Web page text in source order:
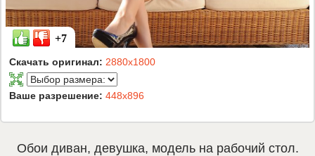
+7
Скачать оригинал: 2880x1800
Ваше разрешение: 448x896
Обои диван, девушка, модельна рабочий стол.